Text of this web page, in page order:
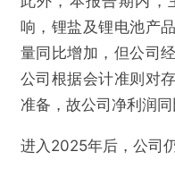
@雷达财
锂业仍处于亏损状
响，锂盐及锂电池产
量同比增加，但公司
公司根据会计准则对
准备，故公司净利润同
进入2025年后，公司